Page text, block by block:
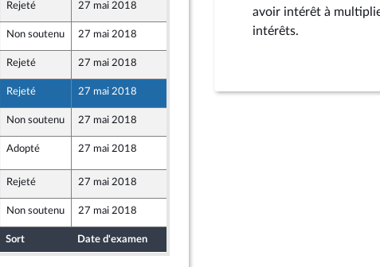
Rejeté 27 mai 2018
Non soutenu 27 mai 2018
Rejeté 27 mai 2018
Rejeté 27 mai 2018 17 mai 2018
Non soutenu 27 mai 2018
durable et de l'aménagement du territoire
rapporteure de la commission du développement durable et de
Adopté 27 mai 2018
Rejeté 27 mai 2018
Non soutenu 27 mai 2018
Sort Date d'examen
avoir intérêt à
intérêts.